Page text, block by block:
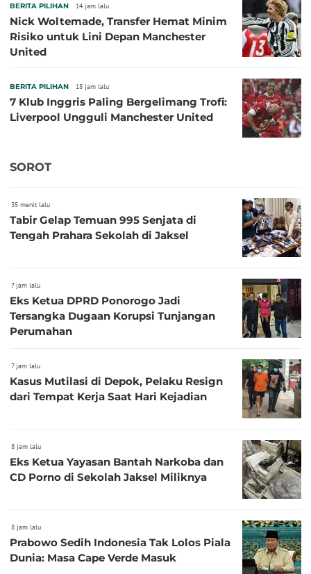
BERITA PILIHAN 14 jam lalu
Nick Woltemade, Transfer Hemat Minim
Risiko untuk Lini Depan Manchester
United
BERITA PILIHAN 18 jam lalu
7 Klub Inggris Paling Bergelimang Trofi:
Liverpool Ungguli Manchester United
SOROT
35 menit lalu
Tabir Gelap Temuan 995 Senjata di
Tengah Prahara Sekolah di Jaksel
7 jam lalu
Eks Ketua DPRD Ponorogo Jadi
Tersangka Dugaan Korupsi Tunjangan
Perumahan
7 jam lalu
Kasus Mutilasi di Depok, Pelaku Resign
dari Tempat Kerja Saat Hari Kejadian
8 jam lalu
Eks Ketua Yayasan Bantah Narkoba dan
CD Porno di Sekolah Jaksel Miliknya
8 jam lalu
Prabowo Sedih Indonesia Tak Lolos Piala
Dunia: Masa Cape Verde Masuk